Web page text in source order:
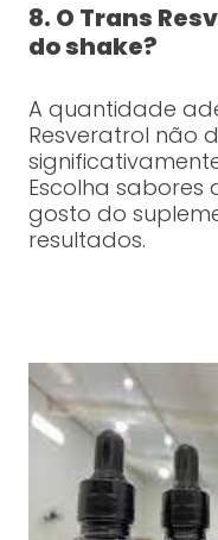
8. O Trans
do shake?
A quantidade
Resveratrol não
Escolha sabores
gosto do
resultados.